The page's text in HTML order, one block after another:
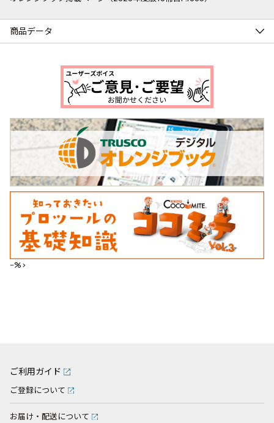
商品データ
--%>
ご利用ガイド
ご登録について
お届け・配送について